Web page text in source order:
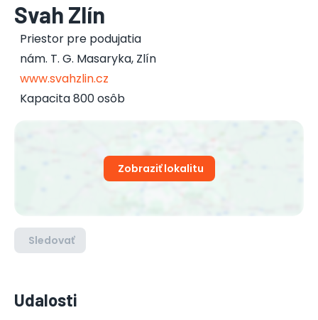
Svah Zlín
Priestor pre podujatia
nám. T. G. Masaryka, Zlín
www.svahzlin.cz
Kapacita 800 osôb
Zobraziť lokalitu
Sledovať
Udalosti